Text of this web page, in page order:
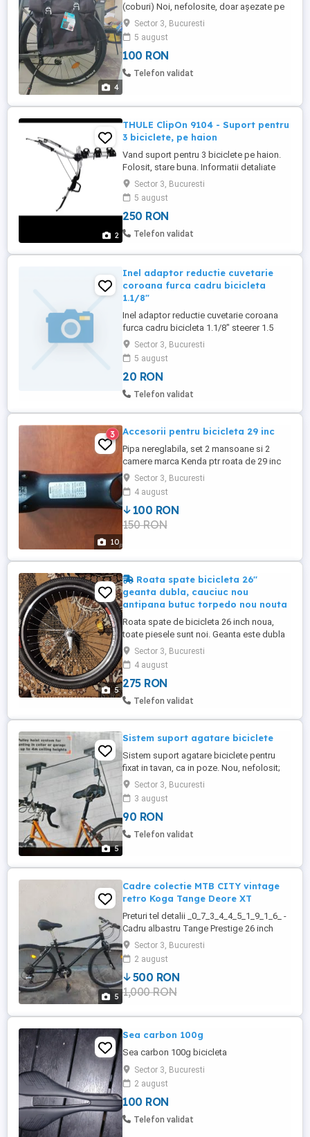
4
(coburi) Noi, nefolosite, doar așezate pe
bicicleta de proba. sunt prea mari pentru
bicicleta mea. Lipsa sistem de prindere
jos, dar poate fi înlocuit cu o banda velcro
(arici). Înălțime 60 cm, lățime 29 cm,
grosime 14 cm, volum 18 litri max. 8 kg.
Sector 3, Bucuresti
5 august
100 RON
Telefon validat
2
THULE ClipOn 9104 - Suport pentru
3 biciclete, pe haion
Vand suport pentru 3 biciclete pe haion.
Folosit, stare buna. Informatii detaliate
precum si lista de masini compatibile
gasiti pe internet. Doar predare personala
cu testare in Bucuresti sector 3. Trimit prin
curier.cu plata inainte - suport + taxa curier.
Sector 3, Bucuresti
5 august
250 RON
Telefon validat
Inel adaptor reductie cuvetarie
coroana furca cadru bicicleta
1.1/8"
Inel adaptor reductie cuvetarie coroana
furca cadru bicicleta 1.1/8" steerer 1.5
Crown-race ce permite montarea furcilor
cu gat de 1 1/8" pe cadre tapered de 1
1/2" (1.5"). Inelul se bate pe gatul furcii
pana la baza. Produs nou, de calitate.
Foarte usor de montat. Culoare: negru
Sector 3, Bucuresti
5 august
20 RON
Telefon validat
10
3 Accesorii pentru bicicleta 29 inc
Pipa nereglabila, set 2 mansoane si 2
camere marca Kenda ptr roata de 29 inc
cu valva Presta. TOATE produsele sunt
noi, au fost inlocuite de la o bicicleta nou
cumparata. Prețul este ușor negociabil.
Trimit și în țară prin Fan Courier. Costurile
aferente vor fi achitate de către
Sector 3, Bucuresti
4 august
100 RON
150 RON
5
Roata spate bicicleta 26''
geanta dubla, cauciuc nou
antipana butuc torpedo nou nouta
Roata spate de bicicleta 26 inch noua,
toate piesele sunt noi. Geanta este dubla
din otel aliaj rezistent iar spitele sunt din
inox. S-a montat cauciuc lat si gros
Ralson nou cu protectie antipana. Camera
de aer este tot noua si este groasa si
rezistenta. Roata mai are pinion,
Sector 3, Bucuresti
4 august
275 RON
Telefon validat
5
Sistem suport agatare biciclete
Sistem suport agatare biciclete pentru
fixat in tavan, ca in poze. Nou, nefolosit;
doar predare personala in
Bucuresti,Sector 3, statia de metrou
republica. Prefer mesaj whatsapp, la
telefon nu pot raspunde tot timpul.
Sector 3, Bucuresti
3 august
90 RON
Telefon validat
5
Cadre colectie MTB CITY vintage
retro Koga Tange Deore XT
Preturi tel detalii _0_7_3_4_4_5_1_9_1_6_ -
Cadru albastru Tange Prestige 26 inch
furca 1 1 8, ST 43 TT 56 = 550 lei - Cadru
Scott Tange Infinity 26inch, furca 1 1 8 ,
ST 43 TT 55 = 500 lei - Cadru MTB
Wheeler 8800 26 inch , ST-46 TT- 55
cromat sub vopsea = 1580 lei - Cadru
Sector 3, Bucuresti
2 august
500 RON
1,000 RON
Sea carbon 100g
Sea carbon 100g bicicleta
Sector 3, Bucuresti
2 august
100 RON
Telefon validat